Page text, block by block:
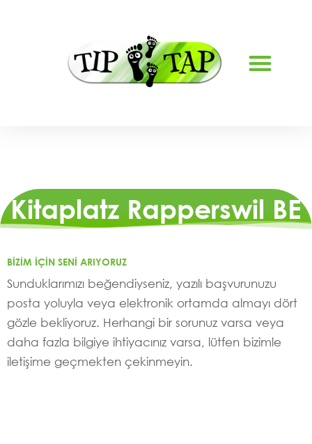
Kitaplatz Rapperswil BE
BIZIM IÇIN SENI ARIYORUZ
Sunduklarımızı beğendiyseniz, yazılı başvurunuzu
posta yoluyla veya elektronik ortamda almayı dört
gözle bekliyoruz. Herhangi bir sorunuz varsa veya
daha fazla bilgiye ihtiyacınız varsa, lütfen bizimle
iletişime geçmekten çekinmeyin.